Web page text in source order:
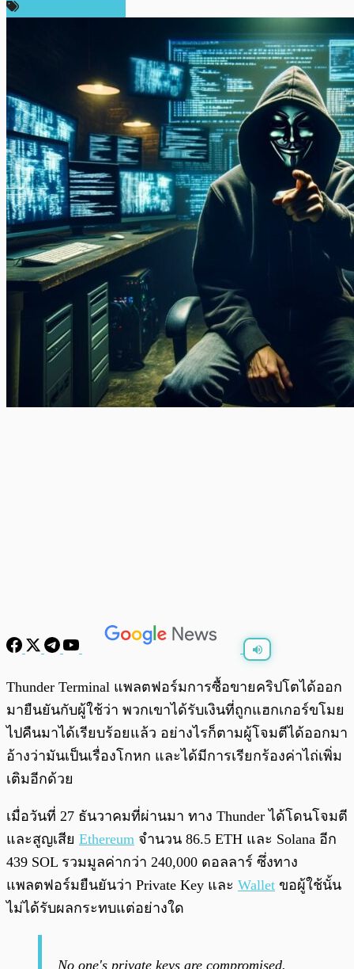
0:00/0:00
Thunder Terminal แพลตฟอร์มการซื้อขายคริปโตได้ออก
มายืนยันกับผู้ใช้ว่า พวกเขาได้รับเงินที่ถูกแฮกเกอร์ขโมย
ไปคืนมาได้เรียบร้อยแล้ว อย่างไรก็ตามผู้โจมตีได้ออกมา
อ้างว่ามันเป็นเรื่องโกหก และได้มีการเรียกร้องค่าไถ่เพิ่ม
เติมอีกด้วย
เมื่อวันที่ 27 ธันวาคมที่ผ่านมา ทาง Thunder ได้โดนโจมตี
และสูญเสีย Ethereum จำนวน 86.5 ETH และ Solana อีก
439 SOL รวมมูลค่ากว่า 240,000 ดอลลาร์ ซึ่งทาง
แพลตฟอร์มยืนยันว่า Private Key และ Wallet ขอผู้ใช้นั้น
ไม่ได้รับผลกระทบแต่อย่างใด
No one's private keys are compromised.